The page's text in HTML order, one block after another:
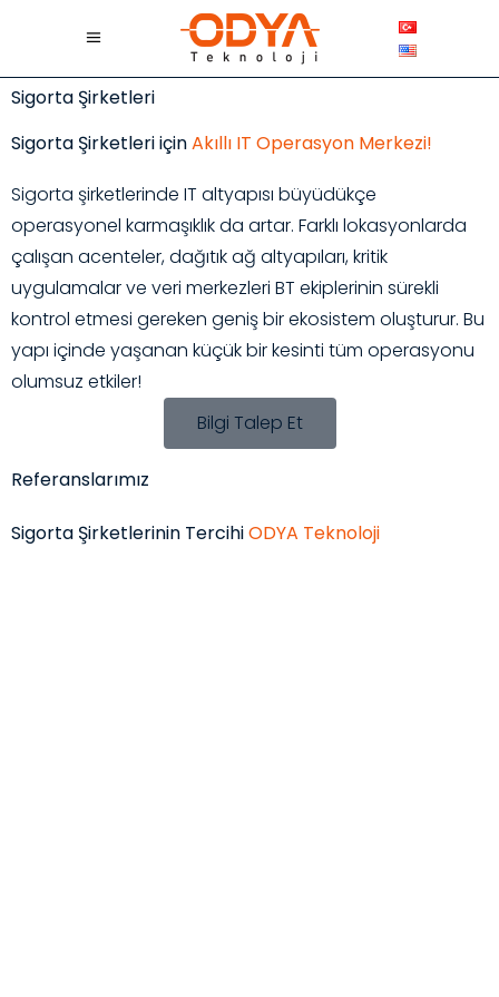
Sigorta Şirketleri
Sigorta Şirketleri içinAkıllı IT Operasyon Merkezi!
Sigorta şirketlerinde IT altyapısı büyüdükçe
operasyonel karmaşıklık da artar. Farklı lokasyonlarda
çalışan acenteler, dağıtık ağ altyapıları, kritik
uygulamalar ve veri merkezleri BT ekiplerinin sürekli
kontrol etmesi gereken geniş bir ekosistem oluşturur. Bu
yapı içinde yaşanan küçük bir kesinti tüm operasyonu
olumsuz etkiler!
Bilgi Talep Et
Referanslarımız
Sigorta Şirketlerinin TercihiODYA Teknoloji